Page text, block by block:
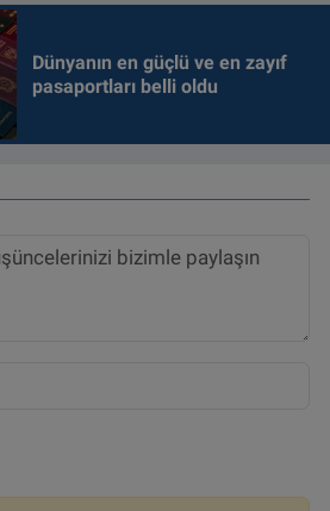
Dünyanın en güçlü ve en zayıf
pasaportları belli oldu